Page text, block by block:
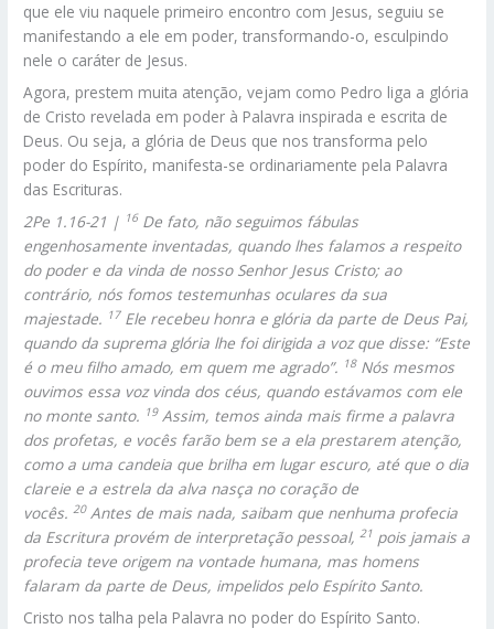
que ele viu naquele primeiro encontro com Jesus, seguiu se
manifestando a ele em poder, transformando-o, esculpindo
nele o caráter de Jesus.
Agora, prestem muita atenção, vejam como Pedro liga a glória
de Cristo revelada em poder à Palavra inspirada e escrita de
Deus. Ou seja, a glória de Deus que nos transforma pelo
poder do Espírito, manifesta-se ordinariamente pela Palavra
das Escrituras.
2Pe 1.16-21 | 16De fato, não seguimos fábulas
engenhosamente inventadas, quando lhes falamos a respeito
do poder e da vinda de nosso Senhor Jesus Cristo; ao
contrário, nós fomos testemunhas oculares da sua
majestade. 17Ele recebeu honra e glória da parte de Deus Pai,
quando da suprema glória lhe foi dirigida a voz que disse: “Este
é o meu filho amado, em quem me agrado”. 18Nós mesmos
ouvimos essa voz vinda dos céus, quando estávamos com ele
no monte santo. 19Assim, temos ainda mais firme a palavra
dos profetas, e vocês farão bem se a ela prestarem atenção,
como a uma candeia que brilha em lugar escuro, até que o dia
clareie e a estrela da alva nasça no coração de
vocês.20Antes de mais nada, saibam que nenhuma profecia
da Escritura provém de interpretação pessoal,21 pois jamais a
profecia teve origem na vontade humana, mas homens
falaram da parte de Deus, impelidos pelo Espírito Santo.
Cristo nos talha pela Palavra no poder do Espírito Santo.